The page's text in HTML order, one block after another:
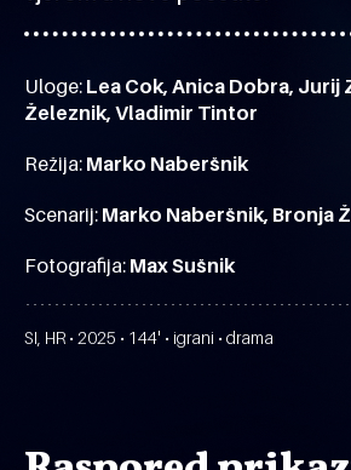
Uloge: Lea Cok, Anica Dobra, Jurij
Železnik, Vladimir Tintor
Režija: Marko Naberšnik
Scenarij: Marko Naberšnik, Bronja
Fotografija: Max Sušnik
SI, HR • 2025 • 144' • igrani • drama